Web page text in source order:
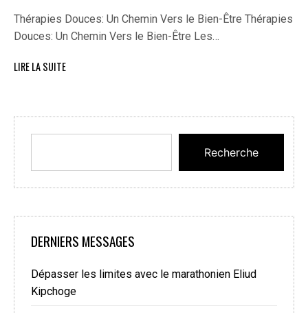
Thérapies Douces: Un Chemin Vers le Bien-Être Thérapies
Douces: Un Chemin Vers le Bien-Être Les…
LIRE LA SUITE
Recherche
DERNIERS MESSAGES
Dépasser les limites avec le marathonien Eliud
Kipchoge